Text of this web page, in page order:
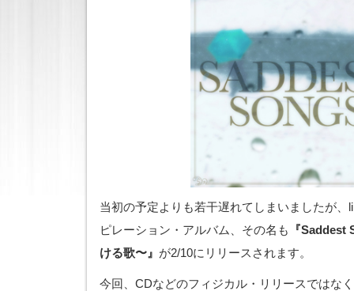
当初の予定よりも若干遅れてしまいましたが、
ピレーション・アルバム、その名も
『Saddest
ける歌〜』 が2/10にリリースされます。
今回、CDなどのフィジカル・リリースではな